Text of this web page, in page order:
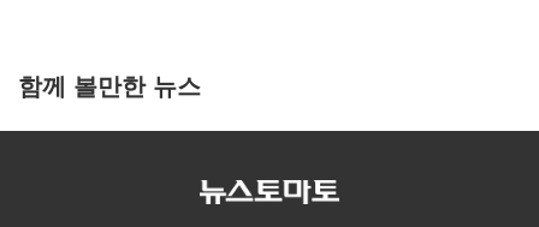
함께 볼만한 뉴스